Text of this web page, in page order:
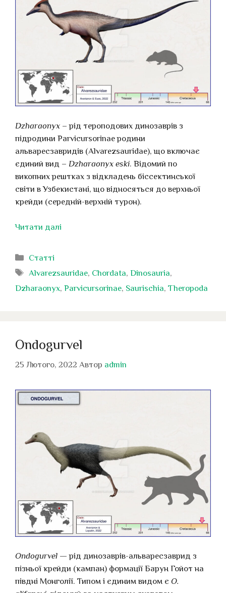
Dzharaonyx – рід тероподових динозаврів з
підродини Parvicursorinae родини
альваресзавридів (Alvarezsauridae), що включає
єдиний вид – Dzharaonyx eski. Відомий по
викопних рештках з відкладень біссектинської
світи в Узбекистані, що відносяться до верхньої
крейди (середній-верхній турон).
Читати далі
Категорії
Статті
Позначки
Alvarezsauridae, Chordata,Dinosauria,
Dzharaonyx, Parvicursorinae, Saurischia, Theropoda
Ondogurvel
25 Лютого, 2022 Автор admin
Ondogurvel — рід динозаврів-альваресзаврид з
пізньої крейди (кампан) формації Барун Гойот на
півдні Монголії. Типом і єдиним видом є O.